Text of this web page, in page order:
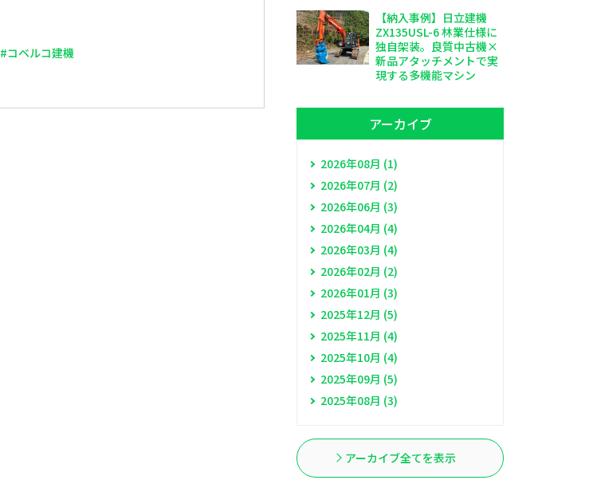
#コベルコ建機
【納入事例】日立建機
ZX135USL-6 林業仕様に
独自架装。良質中古機×
新品アタッチメントで実
現する多機能マシン
アーカイブ
2026年08月 (1)
2026年07月 (2)
2026年06月 (3)
2026年04月 (4)
2026年03月 (4)
2026年02月 (2)
2026年01月 (3)
2025年12月 (5)
2025年11月 (4)
2025年10月 (4)
2025年09月 (5)
2025年08月 (3)
アーカイブ全てを表示